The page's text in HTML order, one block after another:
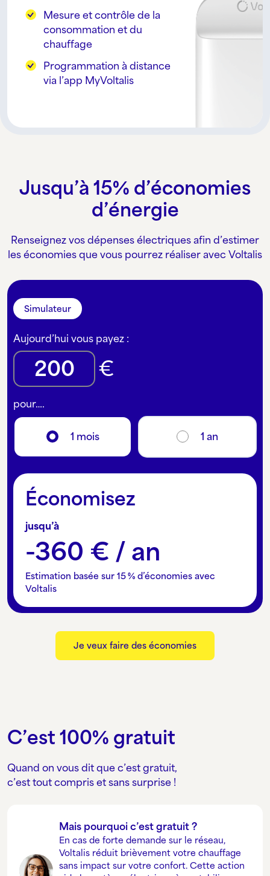
Mesure et contrôle de la
consommation et du
chauffage
Programmation à distance
via l’app MyVoltalis
Jusqu’à 15% d’économies
d’énergie
Renseignez vos dépenses électriques afin d’estimer
les économies que vous pourrez réaliser avec Voltalis
Simulateur
Aujourd’hui vous payez :
€
pour….
1 mois 1 an
Économisez
jusqu’à
-360 € / an
Estimation basée sur 15 % d’économies avec
Voltalis
Je veux faire des économies
C’est 100% gratuit
Quand on vous dit que c’est gratuit,
c’est tout compris et sans surprise !
Mais pourquoi c’est gratuit ?
En cas de forte demande sur le réseau,
Voltalis réduit brièvement votre chauffage
sans impact sur votre confort. Cette action